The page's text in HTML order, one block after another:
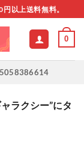
以上送料無料。
0
ラクシー”にタ